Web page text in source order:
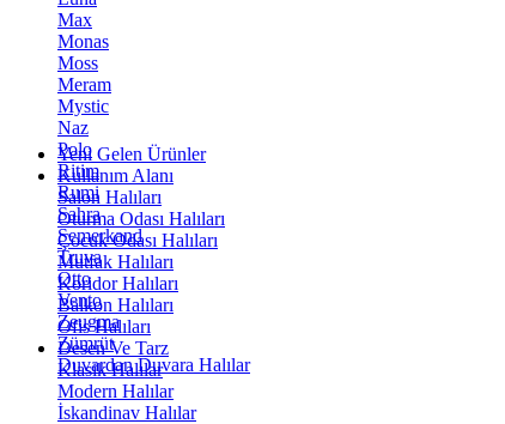
Max
Monas
Moss
Meram
Mystic
Naz
Polo
Ritim
Rumi
Sahra
Semerkand
Truva
Otto
Vento
Zeugma
Zümrüt
Duvardan Duvara Halılar
Yeni Gelen Ürünler
Kullanım Alanı
Salon Halıları
Oturma Odası Halıları
Çocuk Odası Halıları
Mutfak Halıları
Koridor Halıları
Balkon Halıları
Ofis Halıları
Desen Ve Tarz
Klasik Halılar
Modern Halılar
İskandinav Halılar